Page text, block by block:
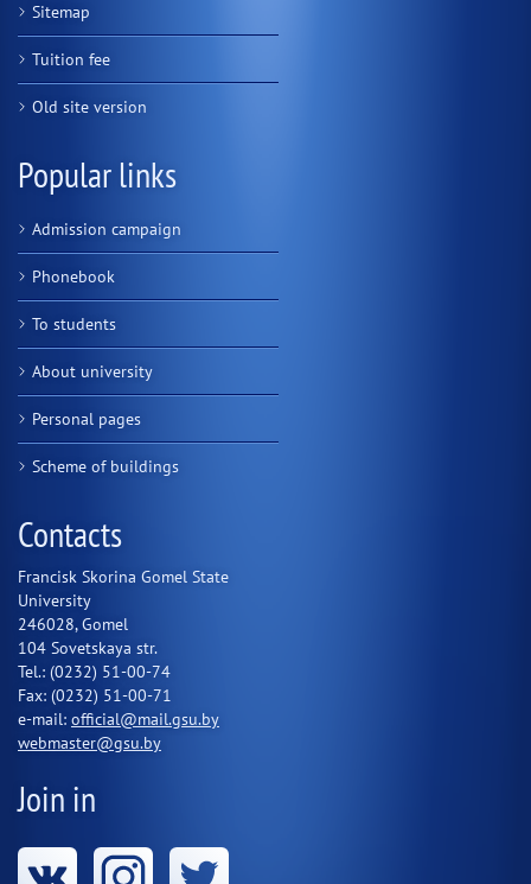
Sitemap
Tuition fee
Old site version
Popular links
Admission campaign
Phonebook
To students
About university
Personal pages
Scheme of buildings
Contacts
Francisk Skorina Gomel State
University
246028, Gomel
104 Sovetskaya str.
Tel.: (0232) 51-00-74
Fax: (0232) 51-00-71
e-mail: official@mail.gsu.by
webmaster@gsu.by
Join in